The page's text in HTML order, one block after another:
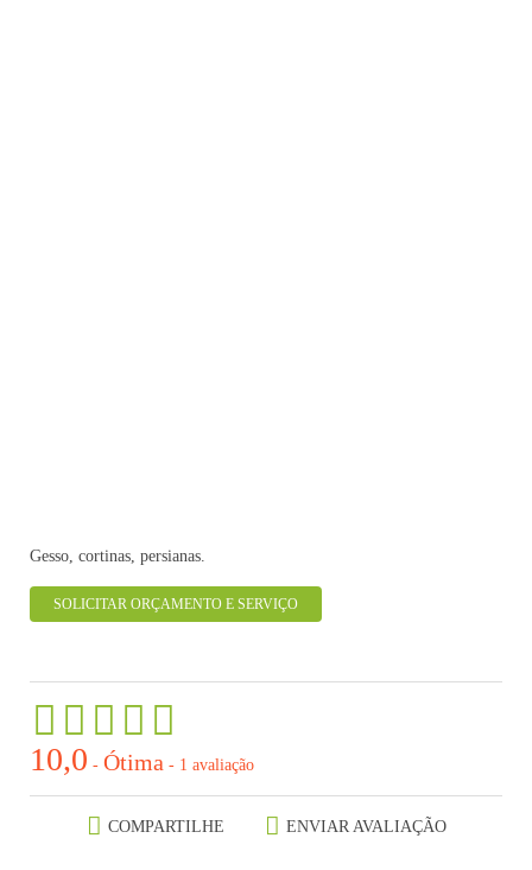
Gesso, cortinas, persianas.
SOLICITAR ORÇAMENTO E SERVIÇO
10,0 - Ótima - 1 avaliação
COMPARTILHE ENVIAR AVALIAÇÃO